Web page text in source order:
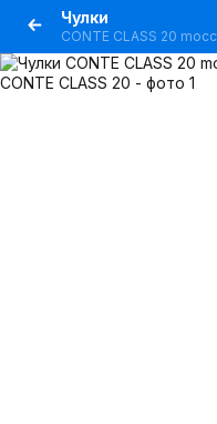
Чулки
CONTE CLASS 20